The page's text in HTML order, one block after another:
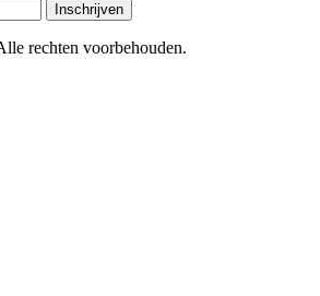
Inschrijven
rechten voorbehouden.